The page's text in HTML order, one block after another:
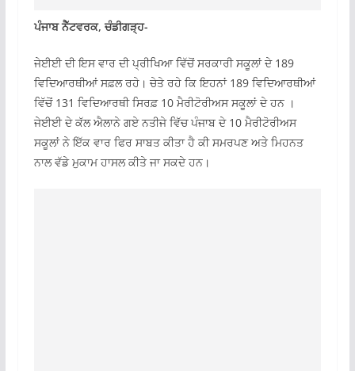
ਪੰਜਾਬ ਨੈੱਟਵਰਕ, ਚੰਡੀਗੜ੍ਹ-
ਜੇਈਈ ਦੀ ਇਸ ਵਾਰ ਦੀ ਪ੍ਰੀਖਿਆ ਵਿੱਚੋਂ ਸਰਕਾਰੀ ਸਕੂਲਾਂ ਦੇ 189
ਵਿਦਿਆਰਥੀਆਂ ਸਫ਼ਲ ਰਹੇ। ਚੇਤੇ ਰਹੇ ਕਿ ਇਹਨਾਂ 189 ਵਿਦਿਆਰਥੀਆਂ
ਵਿੱਚੋਂ 131 ਵਿਦਿਆਰਥੀ ਸਿਰਫ਼ 10 ਮੈਰੀਟੋਰੀਅਸ ਸਕੂਲਾਂ ਦੇ ਹਨ ।
ਜੇਈਈ ਦੇ ਕੱਲ ਐਲਾਨੇ ਗਏ ਨਤੀਜੇ ਵਿੱਚ ਪੰਜਾਬ ਦੇ 10 ਮੈਰੀਟੋਰੀਅਸ
ਸਕੂਲਾਂ ਨੇ ਇੱਕ ਵਾਰ ਫਿਰ ਸਾਬਤ ਕੀਤਾ ਹੈ ਕੀ ਸਮਰਪਣ ਅਤੇ ਮਿਹਨਤ
ਨਾਲ ਵੱਡੇ ਮੁਕਾਮ ਹਾਸਲ ਕੀਤੇ ਜਾ ਸਕਦੇ ਹਨ।